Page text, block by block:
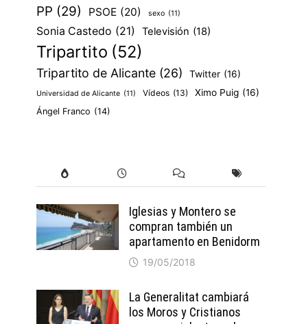
PP (29) PSOE (20) sexo (11)
Sonia Castedo (21) Televisión (18)
Tripartito (52)
Tripartito de Alicante (26) Twitter (16)
Universidad de Alicante (11) Vídeos (13) Ximo Puig (16)
Ángel Franco (14)
Iglesias y Montero se
compran también un
apartamento en Benidorm
19/05/2018
La Generalitat cambiará
los Moros y Cristianos